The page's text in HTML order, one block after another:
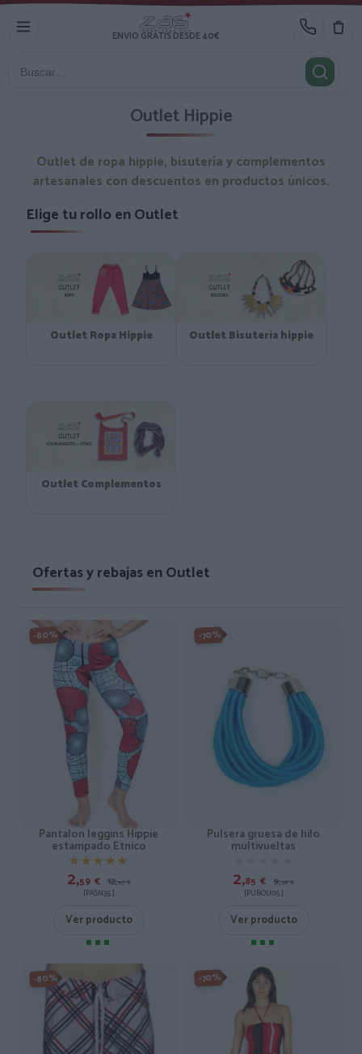
ENVIO GRATIS DESDE 40€
Outlet Hippie
Outlet de ropa hippie, bisutería y complementos
artesanales con descuentos en productos únicos.
Elige tu rollo en Outlet
Outlet Ropa Hippie Outlet Bisutería hippie
Outlet Complementos
Ofertas y rebajas en Outlet
-80%
Pantalon leggins Hippie
estampado Etnico
★★★★★
★★★★★
2,59 € 12,95 €
[PASN35 ]
Ver producto
-70%
Pulsera gruesa de hilo
multivueltas
2,85 € 9,50 €
[PUBOU05 ]
Ver producto
-80% -70%